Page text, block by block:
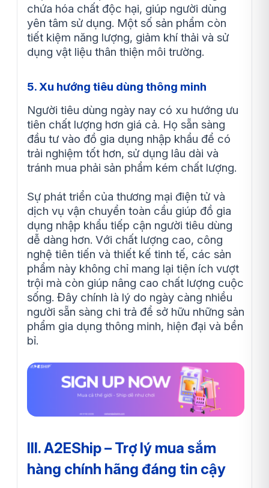
chứa hóa chất độc hại, giúp người dùng
yên tâm sử dụng. Một số sản phẩm còn
tiết kiệm năng lượng, giảm khí thải và sử
dụng vật liệu thân thiện môi trường.
5. Xu hướng tiêu dùng thông minh
Người tiêu dùng ngày nay có xu hướng ưu
tiên chất lượng hơn giá cả. Họ sẵn sàng
đầu tư vào đồ gia dụng nhập khẩu để có
trải nghiệm tốt hơn, sử dụng lâu dài và
tránh mua phải sản phẩm kém chất lượng.
Sự phát triển của thương mại điện tử và
dịch vụ vận chuyển toàn cầu giúp đồ gia
dụng nhập khẩu tiếp cận người tiêu dùng
dễ dàng hơn. Với chất lượng cao, công
nghệ tiên tiến và thiết kế tinh tế, các sản
phẩm này không chỉ mang lại tiện ích vượt
trội mà còn giúp nâng cao chất lượng cuộc
sống. Đây chính là lý do ngày càng nhiều
người sẵn sàng chi trả để sở hữu những sản
phẩm gia dụng thông minh, hiện đại và bền
bỉ.
III. A2EShip – Trợ lý mua sắm
hàng chính hãng đáng tin cậy